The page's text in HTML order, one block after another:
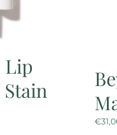
Lip
€